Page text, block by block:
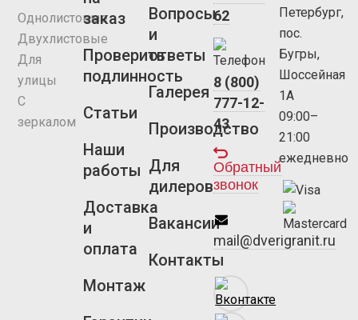
Однолистовые
Двухлистовые
Для
улицы
С
зеркалом
заказ
Проверить
подлинность
Статьи
Наши
работы
Доставка
и
оплата
Монтаж
Вопросы
и
ответы
Галерея
Производство
Для
дилеров
Вакансии
Контакты
62
8 (800)
777-12-
43
Обратный
звонок
mail@dverigranit.ru
Петербург,
пос.
Бугры,
Шоссейная
1А
09:00–
21:00
ежедневно